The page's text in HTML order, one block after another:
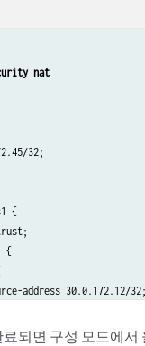
nat
32;
{
{
address 30.0.172.12/32;
되면 구성 모드에서